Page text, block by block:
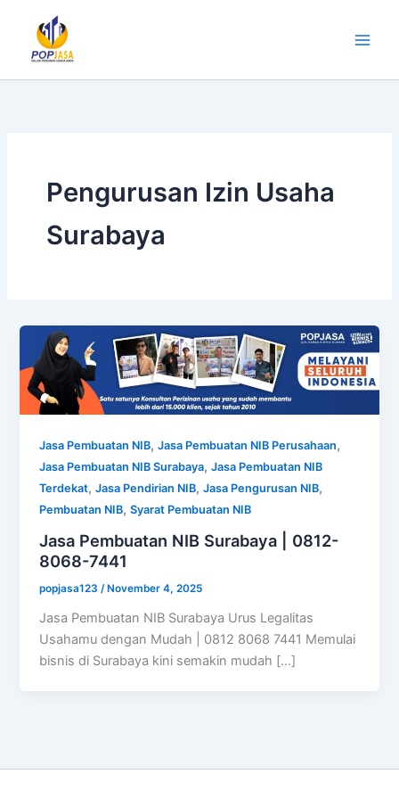
konten
Pengurusan Izin Usaha
Surabaya
Jasa Pembuatan NIB,Jasa Pembuatan NIB Perusahaan,
Jasa Pembuatan NIB Surabaya,Jasa Pembuatan NIB
Terdekat,Jasa Pendirian NIB,Jasa Pengurusan NIB,
Pembuatan NIB,Syarat Pembuatan NIB
Jasa Pembuatan NIB Surabaya | 0812-
8068-7441
popjasa123/ November 4, 2025
Jasa Pembuatan NIB Surabaya Urus Legalitas
Usahamu dengan Mudah | 0812 8068 7441 Memulai
bisnis di Surabaya kini semakin mudah […]